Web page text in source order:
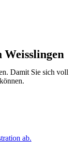
Weisslingen
Damit Sie sich voll
ab.